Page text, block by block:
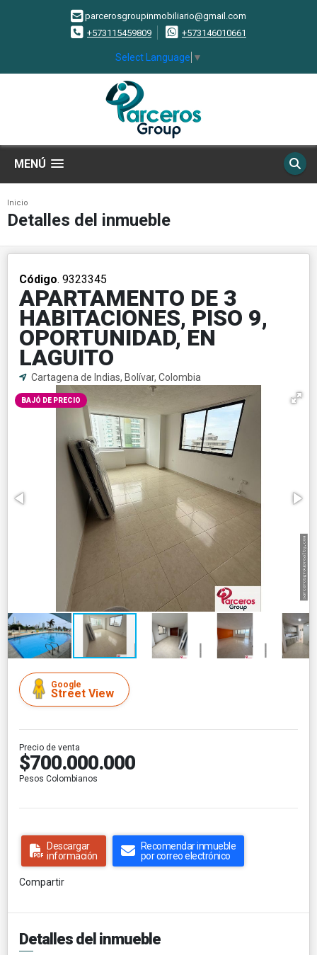
parcerosgroupinmobiliario@gmail.com
+573115459809
+573146010661
Select Language ▼
MENÚ
Inicio
Detalles del inmueble
Código. 9323345
APARTAMENTO DE 3
HABITACIONES, PISO 9,
OPORTUNIDAD, EN
LAGUITO
Cartagena de Indias, Bolívar, Colombia
BAJÓ DE PRECIO
Google
Street View
Precio de venta
$700.000.000
Pesos Colombianos
Descargar
información
Recomendar inmueble
por correo electrónico
Compartir
Detalles del inmueble